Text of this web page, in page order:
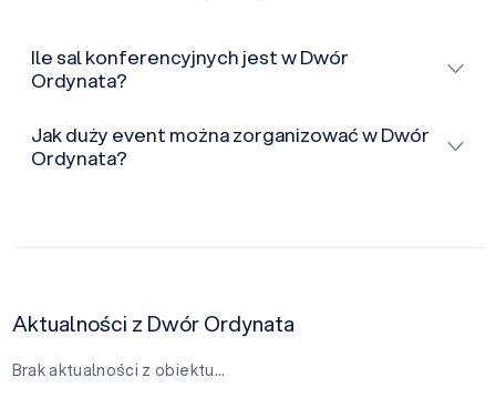
Ile sal konferencyjnych jest w Dwór
Ordynata?
Jak duży event można zorganizować w Dwór
Ordynata?
Aktualności z Dwór Ordynata
Brak aktualności z obiektu…